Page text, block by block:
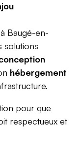
Baugé-en-
solutions
hébergement
pour que
respectueux et